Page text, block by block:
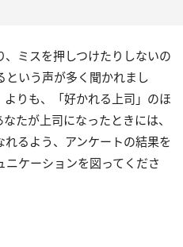
ミスを押しつけたりしないの
という声が多く聞かれまし
りも、「好かれる上司」のほ
たが上司になったときには、
れるよう、アンケートの結果を
ケーションを図ってくださ